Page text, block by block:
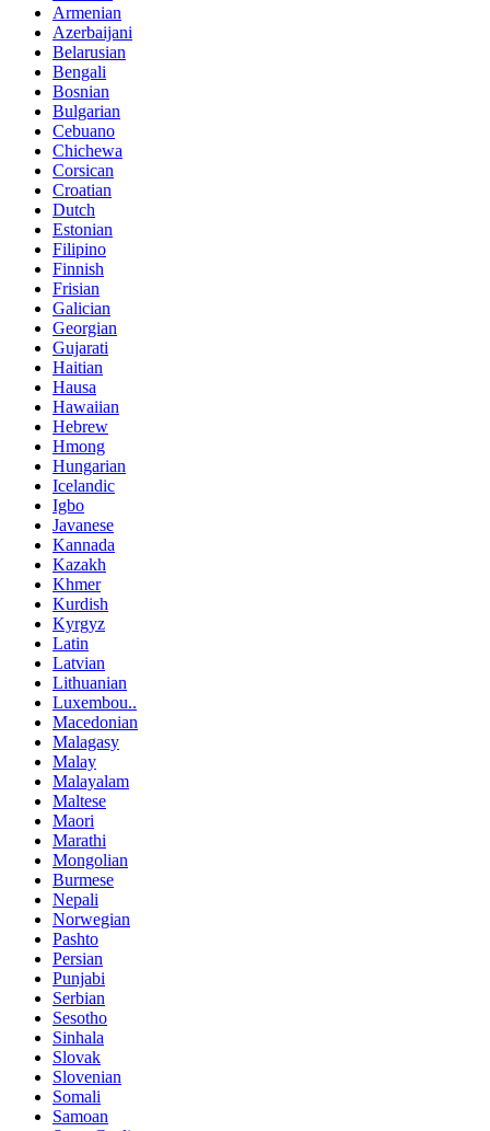
Armenian
Azerbaijani
Belarusian
Bengali
Bosnian
Bulgarian
Cebuano
Chichewa
Corsican
Croatian
Dutch
Estonian
Filipino
Finnish
Frisian
Galician
Georgian
Gujarati
Haitian
Hausa
Hawaiian
Hebrew
Hmong
Hungarian
Icelandic
Igbo
Javanese
Kannada
Kazakh
Khmer
Kurdish
Kyrgyz
Latin
Latvian
Lithuanian
Luxembou..
Macedonian
Malagasy
Malay
Malayalam
Maltese
Maori
Marathi
Mongolian
Burmese
Nepali
Norwegian
Pashto
Persian
Punjabi
Serbian
Sesotho
Sinhala
Slovak
Slovenian
Somali
Samoan